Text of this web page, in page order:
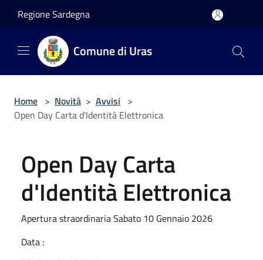
Regione Sardegna
Comune di Uras
Home > Novità > Avvisi >
Open Day Carta d'Identità Elettronica
Open Day Carta
d'Identità Elettronica
Apertura straordinaria Sabato 10 Gennaio 2026
Data :